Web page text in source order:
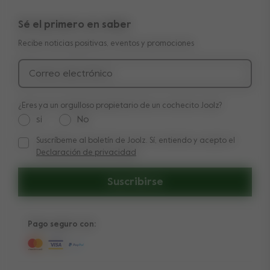
Shop the look
Press
Manuales
Entrega y pago
Devolución
Sé el primero en saber
Recibe noticias positivas, eventos y promociones
Correo electrónico
Suscribirse
¿Eres ya un orgulloso propietario de un cochecito Joolz?
si No
Suscríbeme al boletín de Joolz. Sí, entiendo y acepto el
Suscríbeme al boletín de Joolz. Sí, entiendo y acepto el
Declaración de privacidad
Pago seguro con: